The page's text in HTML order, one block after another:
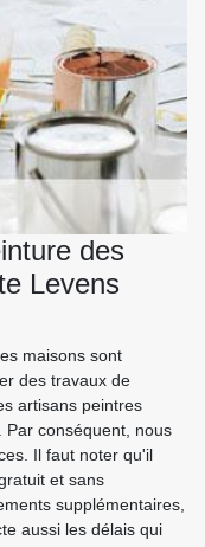
des
Levens
maisons sont
des travaux de
artisans peintres
Par conséquent, nous
Il faut noter qu'il
et sans
supplémentaires,
aussi les délais qui